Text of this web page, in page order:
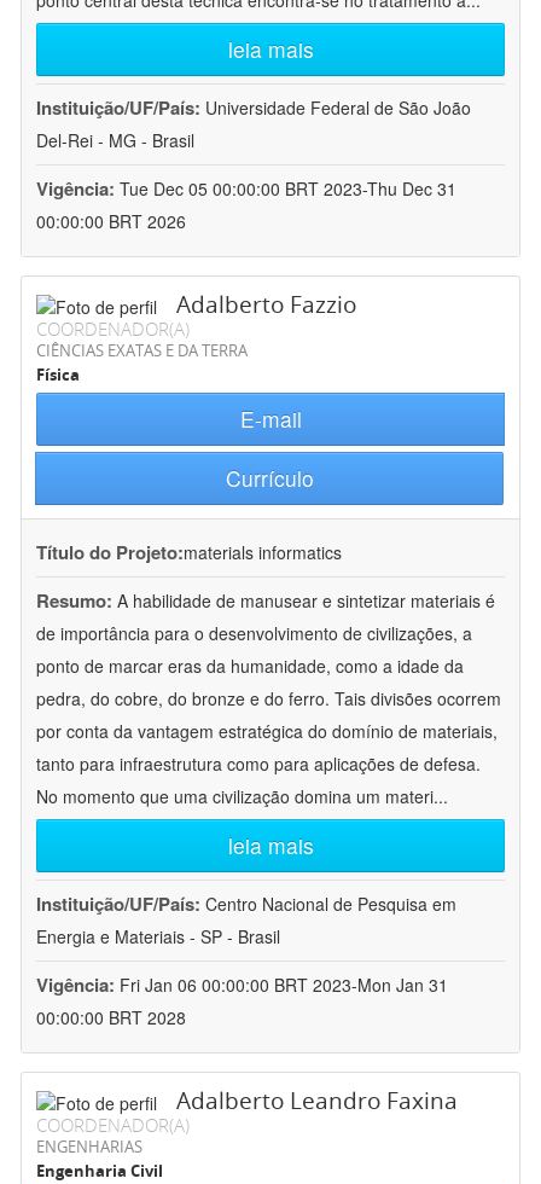
leia mais
Instituição/UF/País: Universidade Federal de São João
Del-Rei - MG - Brasil
Vigência: Tue Dec 05 00:00:00 BRT 2023-Thu Dec 31
00:00:00 BRT 2026
Adalberto Fazzio
COORDENADOR(A)
CIÊNCIAS EXATAS E DA TERRA
Física
E-mail
Currículo
Título do Projeto:materials informatics
Resumo: A habilidade de manusear e sintetizar materiais é
de importância para o desenvolvimento de civilizações, a
ponto de marcar eras da humanidade, como a idade da
pedra, do cobre, do bronze e do ferro. Tais divisões ocorrem
por conta da vantagem estratégica do domínio de materiais,
tanto para infraestrutura como para aplicações de defesa.
No momento que uma civilização domina um materi...
leia mais
Instituição/UF/País: Centro Nacional de Pesquisa em
Energia e Materiais - SP - Brasil
Vigência: Fri Jan 06 00:00:00 BRT 2023-Mon Jan 31
00:00:00 BRT 2028
Adalberto Leandro Faxina
COORDENADOR(A)
ENGENHARIAS
Engenharia Civil